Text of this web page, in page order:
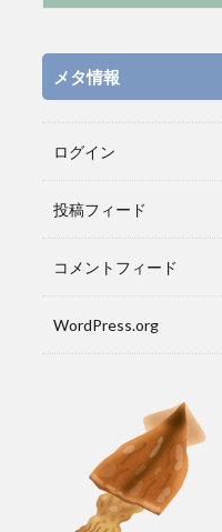
メタ情報
ログイン
投稿フィード
コメントフィード
WordPress.org